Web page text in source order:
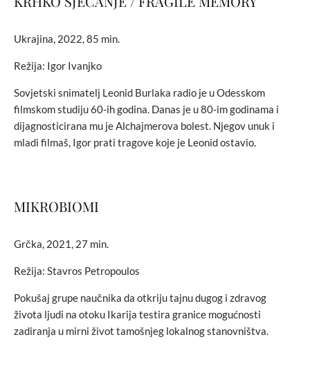
Ukrajina, 2022, 85 min.
Režija: Igor Ivanjko
Sovjetski snimatelj Leonid Burlaka radio je u Odesskom
filmskom studiju 60-ih godina. Danas je u 80-im godinama i
dijagnosticirana mu je Alchajmerova bolest. Njegov unuk i
mladi filmaš, Igor prati tragove koje je Leonid ostavio.
MIKROBIOMI
Grčka, 2021, 27 min.
Režija: Stavros Petropoulos
Pokušaj grupe naučnika da otkriju tajnu dugog i zdravog
života ljudi na otoku Ikarija testira granice mogućnosti
zadiranja u mirni život tamošnjeg lokalnog stanovništva.